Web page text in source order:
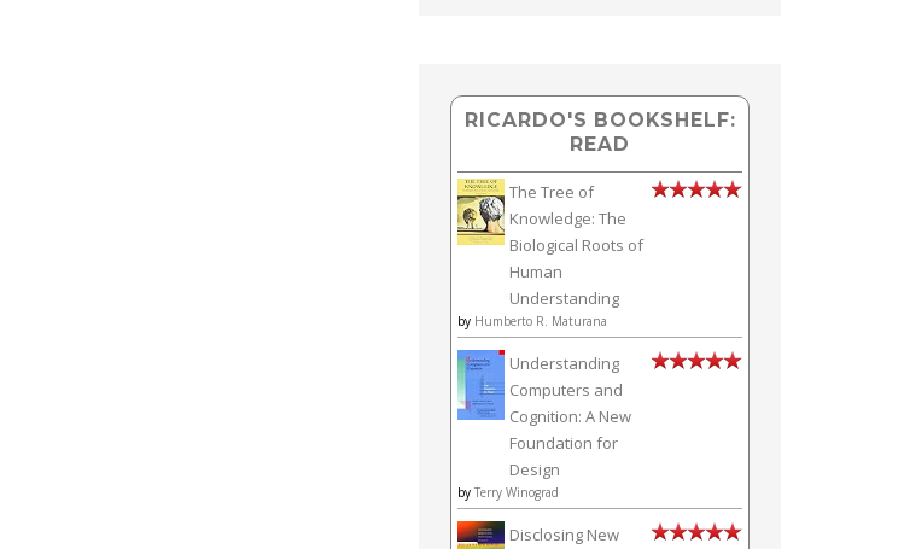
RICARDO'S BOOKSHELF:
READ
The Tree of
Knowledge: The
Biological Roots of
Human
Understanding
by Humberto R. Maturana
Understanding
Computers and
Cognition: A New
Foundation for
Design
by Terry Winograd
Disclosing New